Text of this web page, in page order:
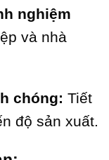
nghiệm
và nhà
chóng: Tiết
độ sản xuất.